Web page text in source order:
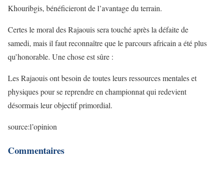
Khouribgis, bénéficieront de l’avantage du terrain.
Certes le moral des Rajaouis sera touché après la défaite de
samedi, mais il faut reconnaître que le parcours africain a été plus
qu’honorable. Une chose est sûre :
Les Rajaouis ont besoin de toutes leurs ressources mentales et
physiques pour se reprendre en championnat qui redevient
désormais leur objectif primordial.
source:l’opinion
Commentaires